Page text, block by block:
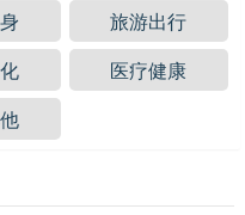
旅游出行
医疗健康